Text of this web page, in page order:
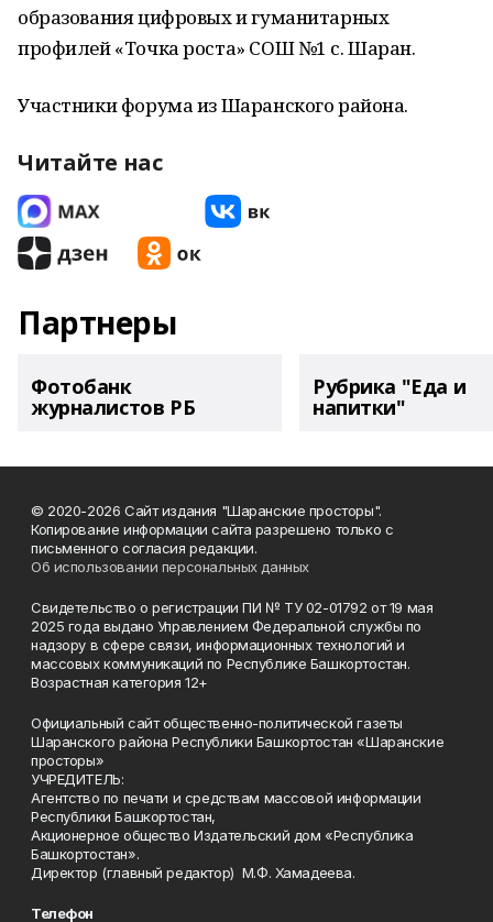
образования цифровых и гуманитарных
профилей «Точка роста» СОШ №1 с. Шаран.
Участники форума из Шаранского района.
Читайте нас
Партнеры
Фотобанк
журналистов РБ
Рубрика "Еда и
напитки"
© 2020-2026 Сайт издания "Шаранские просторы".
Копирование информации сайта разрешено только с
письменного согласия редакции.
Об использовании персональных данных
Свидетельство о регистрации ПИ № ТУ 02-01792 от 19 мая
2025 года выдано Управлением Федеральной службы по
надзору в сфере связи, информационных технологий и
массовых коммуникаций по Республике Башкортостан.
Возрастная категория 12+
Официальный сайт общественно-политической газеты
Шаранского района Республики Башкортостан «Шаранские
просторы»
УЧРЕДИТЕЛЬ:
Агентство по печати и средствам массовой информации
Республики Башкортостан,
Акционерное общество Издательский дом «Республика
Башкортостан».
Директор (главный редактор) М.Ф. Хамадеева.
Телефон